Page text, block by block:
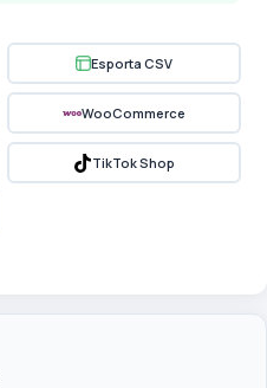
Esporta CSV
WooCommerce
TikTok Shop